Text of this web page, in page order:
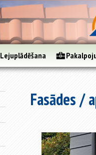
Lejuplādēšana
Fasādes /